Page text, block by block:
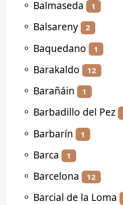
⚬ Balmaseda 1
⚬ Balsareny 2
⚬ Baquedano 1
⚬ Barakaldo 12
⚬ Barañáin 1
⚬ Barbadillo del Pez
⚬ Barbarín 1
⚬ Barca 1
⚬ Barcelona 12
⚬ Barcial de la Loma